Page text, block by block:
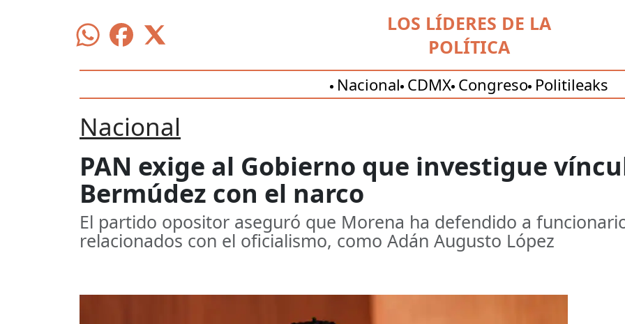
LOS LÍDERES DE LA
POLÍTICA
Nacional CDMX Congreso Politileaks
Nacional
PAN exige al Gobierno que investigue
Bermúdez con el narco
El partido opositor aseguró que Morena ha defendido a
relacionados con el oficialismo, como Adán Augusto López